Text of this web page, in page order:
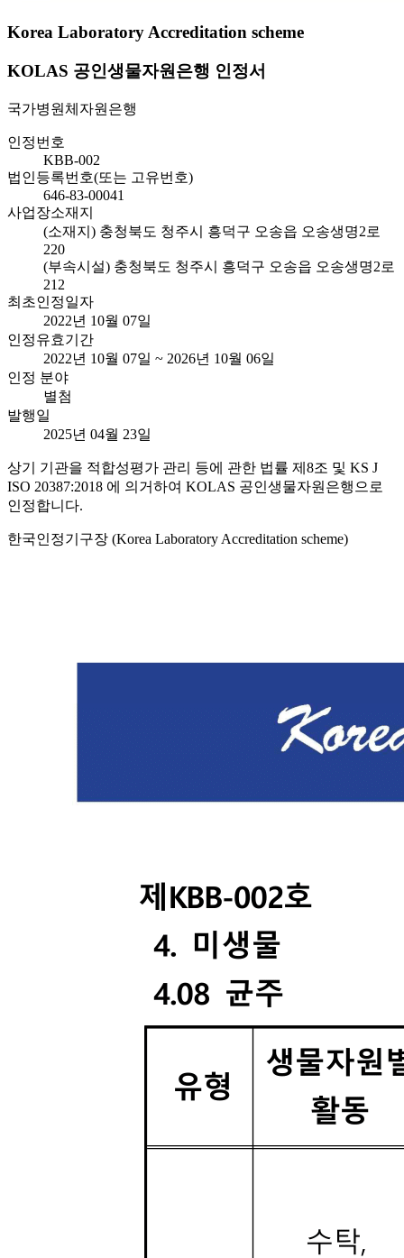
Korea Laboratory Accreditation scheme
KOLAS 공인생물자원은행 인정서
국가병원체자원은행
인정번호
KBB-002
법인등록번호(또는 고유번호)
646-83-00041
사업장소재지
(소재지) 충청북도 청주시 흥덕구 오송읍 오송생명2로
220
(부속시설) 충청북도 청주시 흥덕구 오송읍 오송생명2로
212
최초인정일자
2022년 10월 07일
인정유효기간
2022년 10월 07일 ~ 2026년 10월 06일
인정 분야
별첨
발행일
2025년 04월 23일
상기 기관을 적합성평가 관리 등에 관한 법률 제8조 및 KS J
ISO 20387:2018 에 의거하여 KOLAS 공인생물자원은행으로
인정합니다.
한국인정기구장 (Korea Laboratory Accreditation scheme)